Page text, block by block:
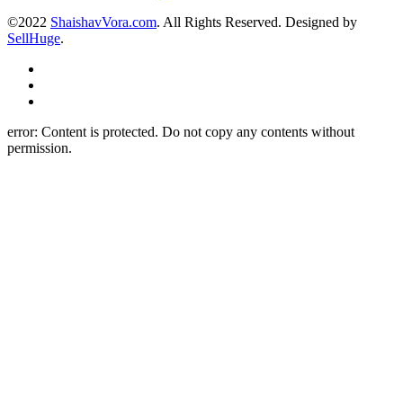
©2022 ShaishavVora.com. All Rights Reserved. Designed by
SellHuge.
error: Content is protected. Do not copy any contents without
permission.